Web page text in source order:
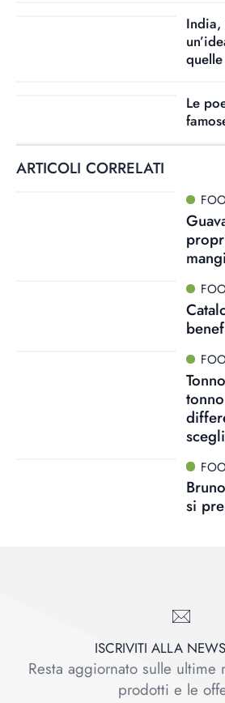
India,
Le
ARTICOLI CORRELATI
si
ISCRIVITI ALLA
Resta aggiornato sulle
prodotti e le